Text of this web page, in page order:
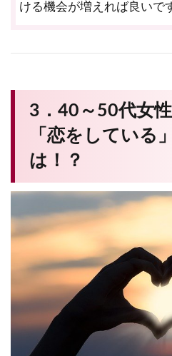
ける機会が増えれば良いで
3．40～50代女
「恋をしている
は！？